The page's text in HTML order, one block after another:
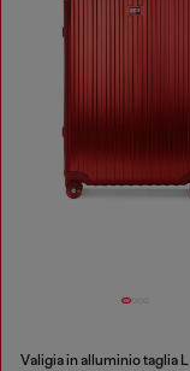
Valigia in alluminio taglia L